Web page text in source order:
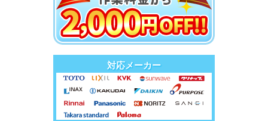
対応メーカー